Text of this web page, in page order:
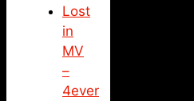
Lost
in
MV
–
4ever